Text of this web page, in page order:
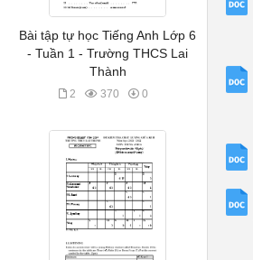
Bài tập tự học Tiếng Anh Lớp 6
- Tuần 1 - Trường THCS Lai
Thành
2 370 0